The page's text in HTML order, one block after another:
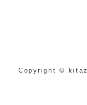
Copyright ©